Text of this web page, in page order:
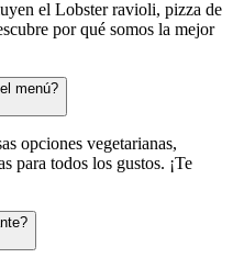
el Lobster ravioli, pizza de
por qué somos la mejor
menú?
opciones vegetarianas,
para todos los gustos. ¡Te